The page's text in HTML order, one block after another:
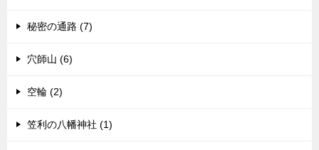
秘密の通路 (7)
穴師山 (6)
空輪 (2)
笠利の八幡神社 (1)